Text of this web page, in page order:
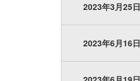
2023年3月25日
2023年6月16日